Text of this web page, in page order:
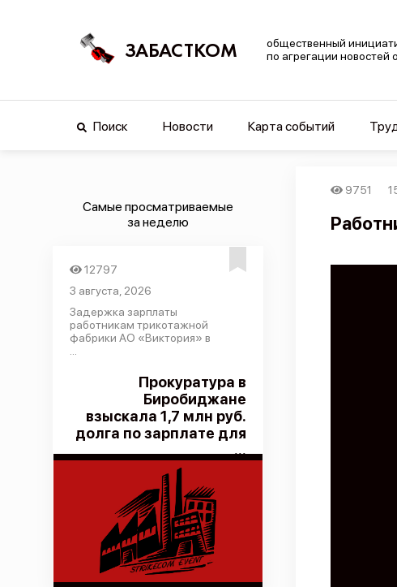
ЗАБАСТКОМ
общественный
по агрегации новостей
Поиск Новости Карта событий
Самые просматриваемые
за неделю
12797
3 августа, 2026
Задержка зарплаты
работникам трикотажной
фабрики АО «Виктория» в
Прокуратура в
Биробиджане
взыскала 1,7 млн руб.
долга по зарплате для
...
9751